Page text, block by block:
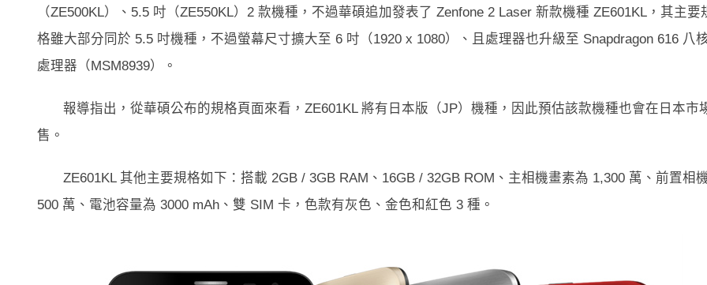
（ZE500KL）、5.5 吋（ZE550KL）2 款機種，不過華碩追加發表了 Zenfone 2 Laser 新款機種 ZE601KL，其主要
格雖大部分同於 5.5 吋機種，不過螢幕尺寸擴大至 6 吋（1920 x 1080）、且處理器也升級至 Snapdragon 616 八
處理器（MSM8939）。
報導指出，從華碩公布的規格頁面來看，ZE601KL 將有日本版（JP）機種，因此預估該款機種也會在日本市
售。
ZE601KL 其他主要規格如下：搭載 2GB / 3GB RAM、16GB / 32GB ROM、主相機畫素為 1,300 萬、前置相
500 萬、電池容量為 3000 mAh、雙 SIM 卡，色款有灰色、金色和紅色 3 種。